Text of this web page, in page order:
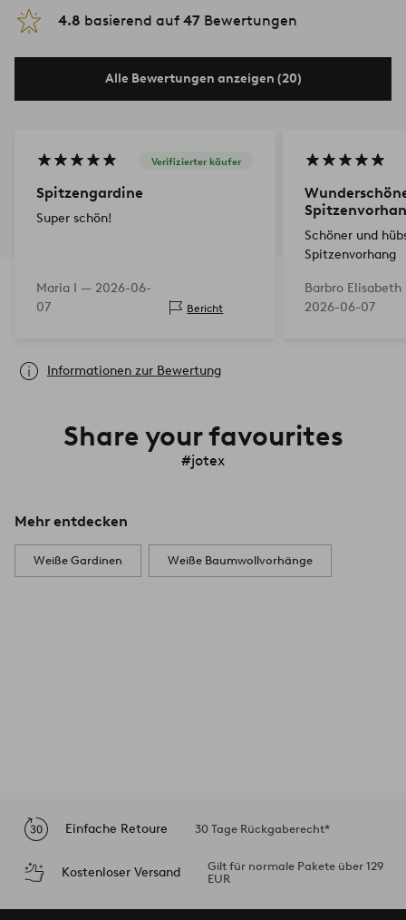
4.8 basierend auf 47 Bewertungen
Alle Bewertungen anzeigen (20)
Verifizierter käufer
Spitzengardine
Super schön!
Maria I — 2026-06-
07
Bericht
Schöner und
Spitzenvorhang
Barbro
2026-06-07
Informationen zur Bewertung
Share your favourites
#jotex
Mehr entdecken
Weiße Gardinen Weiße Baumwollvorhänge
Einfache Retoure 30 Tage Rückgaberecht*
Kostenloser Versand
Gilt für normale Pakete über 129
EUR